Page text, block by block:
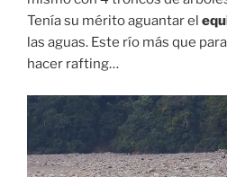
Tenía su mérito aguantar el
las aguas. Este río más que
hacer rafting…